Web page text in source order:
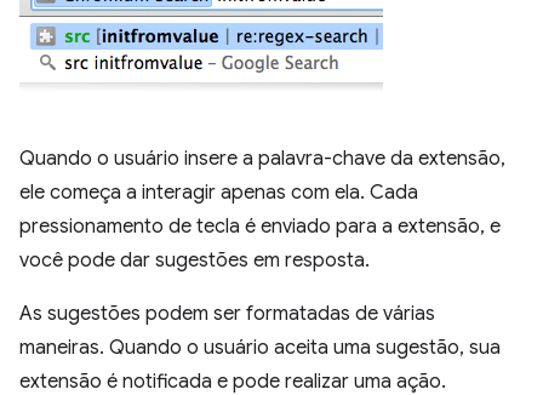
Quando o usuário insere a palavra-chave da extensão,
ele começa a interagir apenas com ela. Cada
pressionamento de tecla é enviado para a extensão, e
você pode dar sugestões em resposta.
As sugestões podem ser formatadas de várias
maneiras. Quando o usuário aceita uma sugestão, sua
extensão é notificada e pode realizar uma ação.